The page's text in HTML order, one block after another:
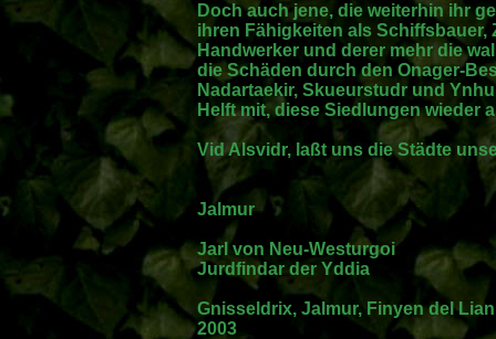
Doch auch jene, die weiterhin ihr
ihren Fähigkeiten als Schiffsbauer,
Handwerker und derer mehr die
die Schäden durch den Onager-
Nadartaekir, Skueurstudr und
Helft mit, diese Siedlungen wieder
Vid Alsvidr, laßt uns die Städte
Jalmur
Jarl von Neu-Westurgoi
Jurdfindar der Yddia
Gnisseldrix, Jalmur, Finyen del Lian
2003